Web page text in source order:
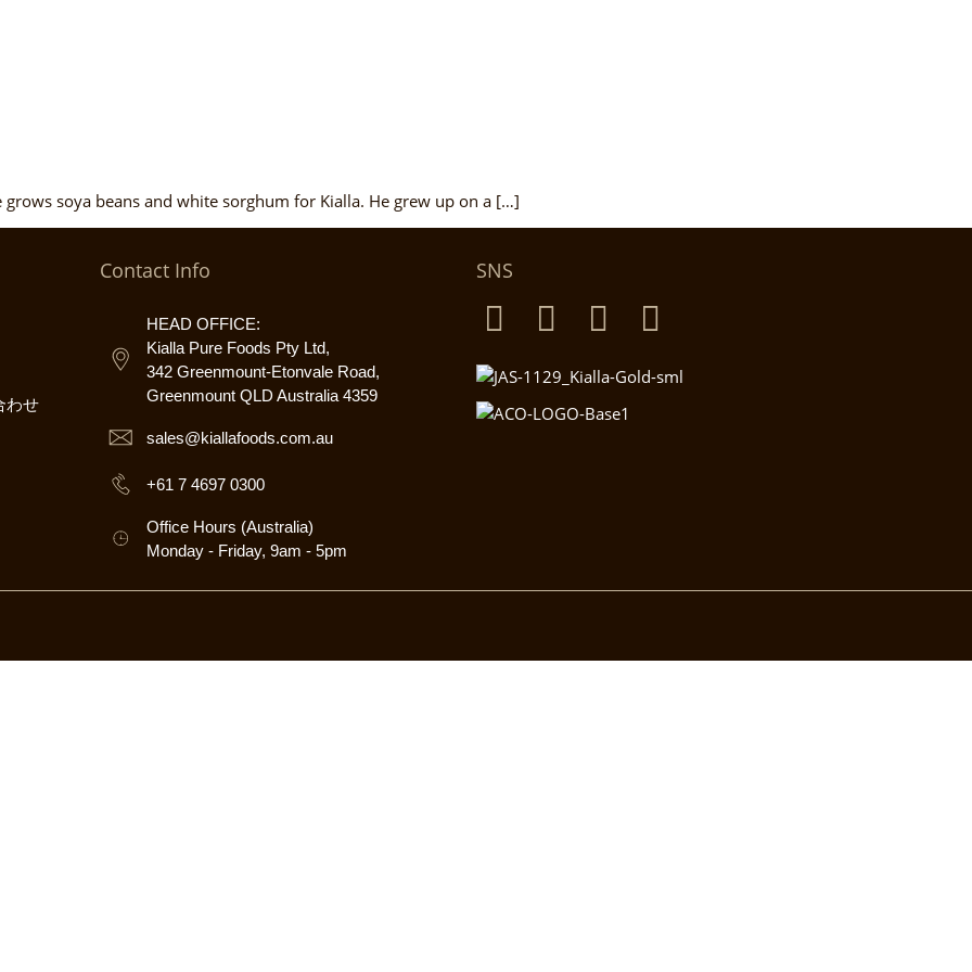
soya beans and white sorghum for Kialla. He grew up on a […]
わせ
Contact Info
HEAD OFFICE:
Kialla Pure Foods Pty Ltd,
342 Greenmount-Etonvale Road,
Greenmount QLD Australia 4359
sales@kiallafoods.com.au
+61 7 4697 0300
Office Hours (Australia)
Monday - Friday, 9am - 5pm
SNS